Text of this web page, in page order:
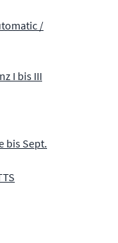
/
I bis III
bis Sept.